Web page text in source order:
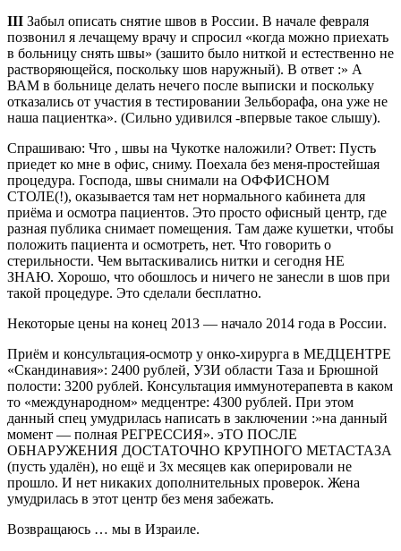
III Забыл описать снятие швов в России. В начале февраля
позвонил я лечащему врачу и спросил «когда можно приехать
в больницу снять швы» (зашито было ниткой и естественно не
растворяющейся, поскольку шов наружный). В ответ :» А
ВАМ в больнице делать нечего после выписки и поскольку
отказались от участия в тестировании Зельборафа, она уже не
наша пациентка». (Сильно удивился -впервые такое слышу).
Спрашиваю: Что , швы на Чукотке наложили? Ответ: Пусть
приедет ко мне в офис, сниму. Поехала без меня-простейшая
процедура. Господа, швы снимали на ОФФИСНОМ
СТОЛЕ(!), оказывается там нет нормального кабинета для
приёма и осмотра пациентов. Это просто офисный центр, где
разная публика снимает помещения. Там даже кушетки, чтобы
положить пациента и осмотреть, нет. Что говорить о
стерильности. Чем вытаскивались нитки и сегодня НЕ
ЗНАЮ. Хорошо, что обошлось и ничего не занесли в шов при
такой процедуре. Это сделали беcплатно.
Некоторые цены на конец 2013 — начало 2014 года в России.
Приём и консультация-осмотр у онко-хирурга в МЕДЦЕНТРЕ
«Скандинавия»: 2400 рублей, УЗИ области Таза и Брюшной
полости: 3200 рублей. Консультация иммунотерапевта в каком
то «международном» медцентре: 4300 рублей. При этом
данный спец умудрилась написать в заключении :»на данный
момент — полная РЕГРЕСCИЯ». эТО ПОСЛЕ
ОБНАРУЖЕНИЯ ДОСТАТОЧНО КРУПНОГО МЕТАСТАЗА
(пусть удалён), но ещё и 3х месяцев как оперировали не
прошло. И нет никаких дополнительных проверок. Жена
умудрилась в этот центр без меня забежать.
Возвращаюсь … мы в Израиле.